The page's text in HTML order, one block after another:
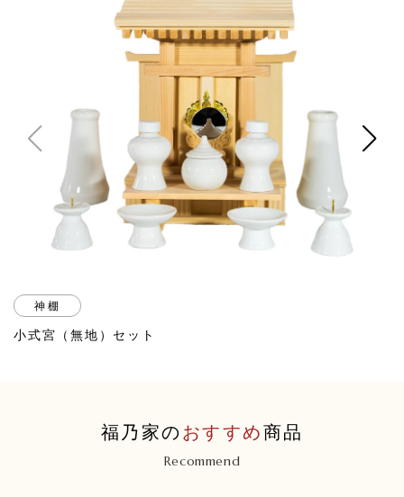
神棚
小式宮（無地）セット
福乃家の おすすめ商品
Recommend